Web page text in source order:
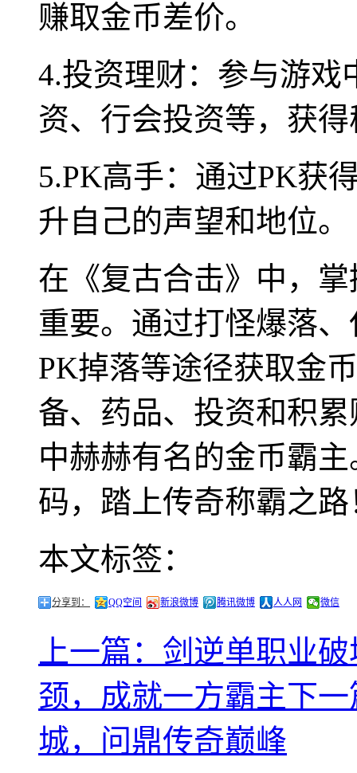
赚取金币差价。
4.投资理财：参与游戏
资、行会投资等，获
5.PK高手：通过PK获
升自己的声望和地位。
在《复古合击》中，
重要。通过打怪爆落
PK掉落等途径获取金
备、药品、投资和积
中赫赫有名的金币霸
码，踏上传奇称霸之路
本文标签：
分享到： QQ空间 新浪微博 腾讯微博 人人网 微信
上一篇：剑逆单职业
颈，成就一方霸主下
城，问鼎传奇巅峰